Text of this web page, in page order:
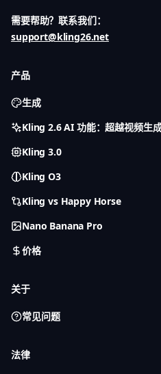
需要帮助？联系我们：
support@kling26.net
产品
生成
Kling 2.6 AI 功能：超越视频生
Kling 3.0
Kling O3
Kling vs Happy Horse
Nano Banana Pro
价格
关于
常见问题
法律